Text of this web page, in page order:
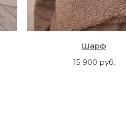
Шарф
15 900 руб.